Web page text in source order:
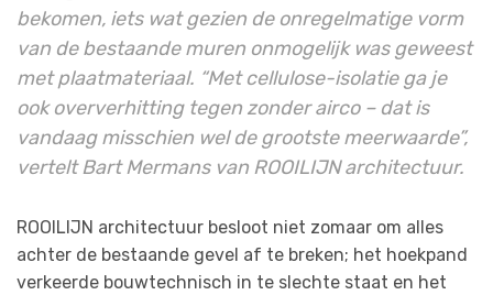
bekomen, iets wat gezien de onregelmatige vorm
van de bestaande muren onmogelijk was geweest
met plaatmateriaal. “Met cellulose-isolatie ga je
ook oververhitting tegen zonder airco – dat is
vandaag misschien wel de grootste meerwaarde”,
vertelt Bart Mermans van ROOILIJN architectuur.
ROOILIJN architectuur besloot niet zomaar om alles
achter de bestaande gevel af te breken; het hoekpand
verkeerde bouwtechnisch in te slechte staat en het